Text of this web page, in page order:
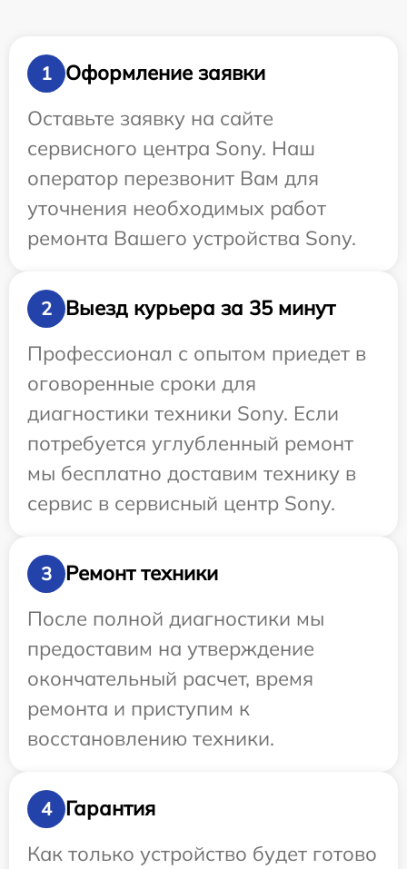
1
Оформление заявки
Оставьте заявку на сайте
сервисного центра Sony. Наш
оператор перезвонит Вам для
уточнения необходимых работ
ремонта Вашего устройства Sony.
2
Выезд курьера за 35 минут
Профессионал с опытом приедет в
оговоренные сроки для
диагностики техники Sony. Если
потребуется углубленный ремонт
мы бесплатно доставим технику в
сервис в сервисный центр Sony.
3
Ремонт техники
После полной диагностики мы
предоставим на утверждение
окончательный расчет, время
ремонта и приступим к
восстановлению техники.
4
Гарантия
Как только устройство будет готово